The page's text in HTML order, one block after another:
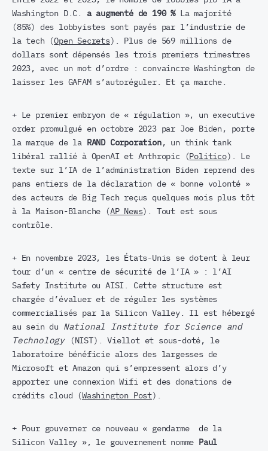
Washington D.C. a augmenté de 190 %La majorité
(85%) des lobbyistes sont payés par l’industrie de
la tech (Open Secrets). Plus de 569 millions de
dollars sont dépensés les trois premiers trimestres
2023, avec un mot d’ordre : convaincre Washington de
laisser les GAFAM s’autoréguler. Et ça marche.
+ Le premier embryon de « régulation », un executive
order promulgué en octobre 2023 par Joe Biden, porte
la marque de la
RAND Corporation, un think tank
libéral rallié à OpenAI et Anthropic ( Politico). Le
texte sur l’IA de l’administration Biden reprend des
pans entiers de la déclaration de « bonne volonté »
des acteurs de Big Tech reçus quelques mois plus tôt
à la Maison-Blanche (AP News). Tout est sous
contrôle.
+ En novembre 2023, les États-Unis se dotent à leur
tour d’un « centre de sécurité de l’IA » : l’AI
Safety Institute ou AISI. Cette structure est
chargée d’évaluer et de réguler les systèmes
commercialisés par la Silicon Valley. Il est hébergé
au sein du National Institute for Science and
Technology
(NIST). Viellot et sous-doté, le
laboratoire bénéficie alors des largesses de
Microsoft et Amazon qui s’empressent alors d’y
apporter une connexion Wifi et des donations de
crédits cloud (Washington Post).
+ Pour gouverner ce nouveau « gendarme de la
Silicon Valley », le gouvernement nomme
Paul